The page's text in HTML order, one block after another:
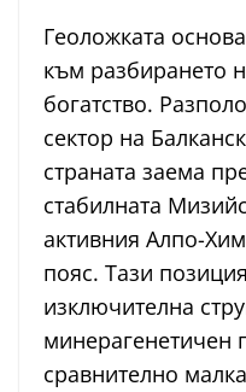
Геоложката
към разбирането
богатство.
сектор на
страната заема
стабилната
активния Алпо-
пояс. Тази
изключителна
минерагенетичен
сравнително